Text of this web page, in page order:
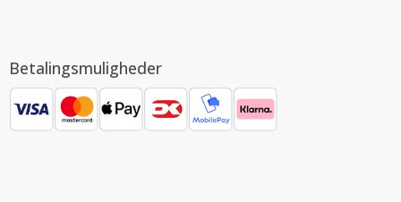
Betalingsmuligheder